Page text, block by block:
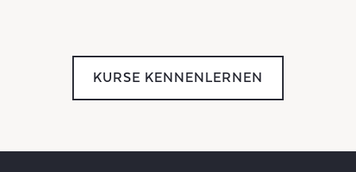
KURSE KENNENLERNEN